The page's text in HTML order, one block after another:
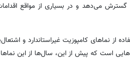
می‌دهد و در بسیاری از مواقع
داد: بر همین اساس و با توجه به این دغدغه جدی، از سال ۱۳۹۵ استفاده از نماهای کامپوزیت
است که پیش از این، سال‌ها از این نماها